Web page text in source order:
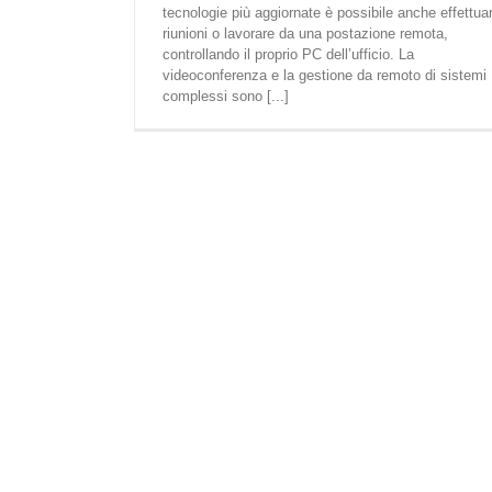
tecnologie più aggiornate è possibile anche
riunioni o lavorare da una postazione remota,
controllando il proprio PC dell’ufficio. La
videoconferenza e la gestione da remoto di sistemi
complessi sono [...]